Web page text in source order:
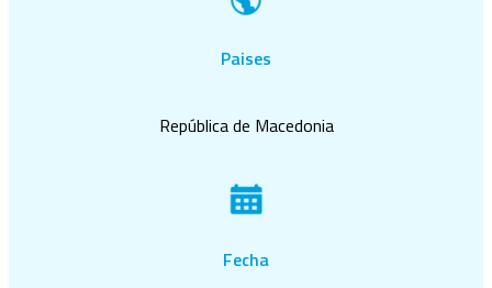
Paises
República de Macedonia
Fecha